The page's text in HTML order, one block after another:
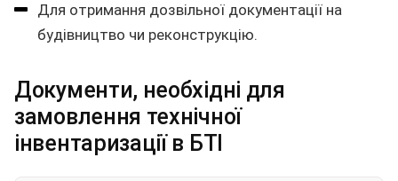
Для отримання дозвільної документації на
будівництво чи реконструкцію.
Документи, необхідні для
замовлення технічної
інвентаризації в БТІ